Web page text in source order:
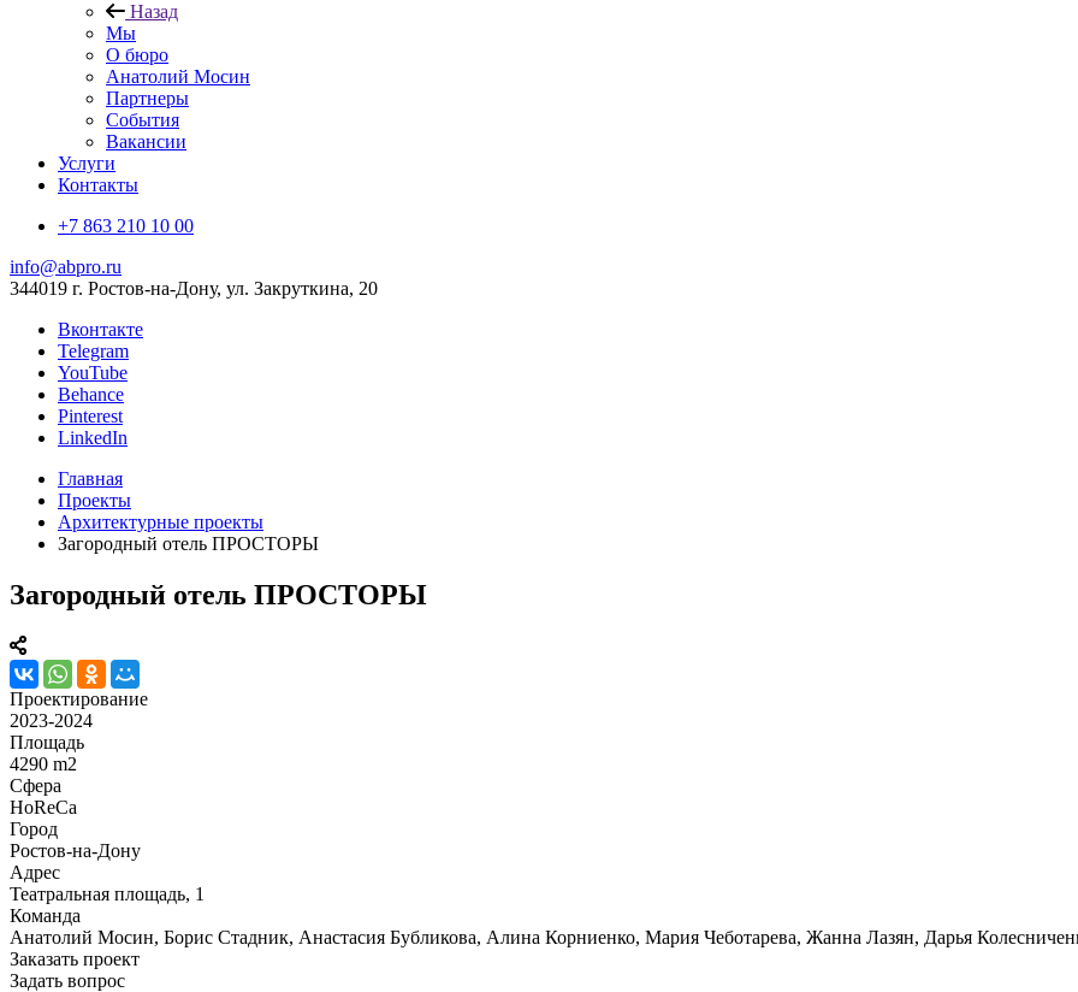
Назад
Мы
О бюро
Анатолий Мосин
Партнеры
События
Вакансии
Услуги
Контакты
+7 863 210 10 00
info@abpro.ru
344019 г. Ростов-на-Дону, ул. Закруткина, 20
Вконтакте
Telegram
YouTube
Behance
Pinterest
LinkedIn
Главная
Проекты
Архитектурные проекты
Загородный отель ПРОСТОРЫ
Загородный отель ПРОСТОРЫ
Проектирование
2023-2024
Площадь
4290 m2
Сфера
HoReCa
Город
Ростов-на-Дону
Адрес
Театральная площадь, 1
Команда
Анатолий Мосин, Борис Стадник, Анастасия Бубликова, Алина Корниенко, Мария Чеботарева, Жанна Лазян, Дарья
Заказать проект
Задать вопрос